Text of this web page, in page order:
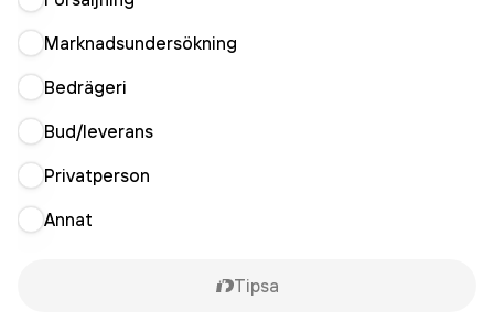
Marknadsundersökning
Bedrägeri
Bud/leverans
Privatperson
Annat
Tipsa